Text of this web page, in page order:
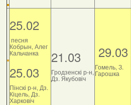
25.02
песня
Кобрын, Алег
Кальчанка
25.03
Пінскі р-н, Дз.
Кіцель, Дз.
Харковіч
21.03
Гродзенскі р-н,
Дз. Якубовіч
29.03
Гомель, З.
Гарошка